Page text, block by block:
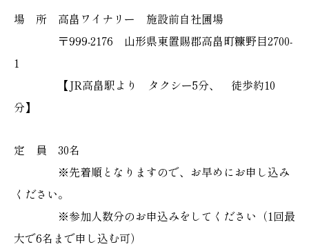
場 所 高畠ワイナリー 施設前自社圃場
〒999-2176 山形県東置賜郡高畠町糠野目2700-
1
【JR高畠駅より タクシー5分、 徒歩約10
分】
定 員 30名
※先着順となりますので、お早めにお申し込み
ください。
※参加人数分のお申込みをしてください（1回最
大で6名まで申し込む可）